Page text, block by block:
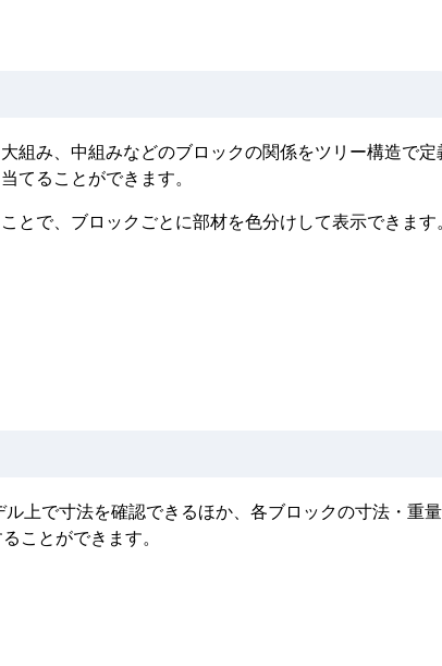
組み、中組みなどのブロックの関係をツリー構造で定
てることができます。
とで、ブロックごとに部材を色分けして表示できます
上で寸法を確認できるほか、各ブロックの寸法・重量
ことができます。